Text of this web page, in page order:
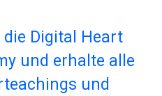
Digital Heart
und erhalte alle
und